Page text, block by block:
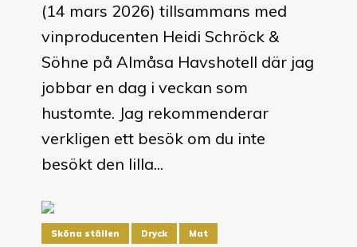
(14 mars 2026) tillsammans med
vinproducenten Heidi Schröck &
Söhne på Almåsa Havshotell där jag
jobbar en dag i veckan som
hustomte. Jag rekommenderar
verkligen ett besök om du inte
besökt den lilla...
Sköna ställen Dryck Mat